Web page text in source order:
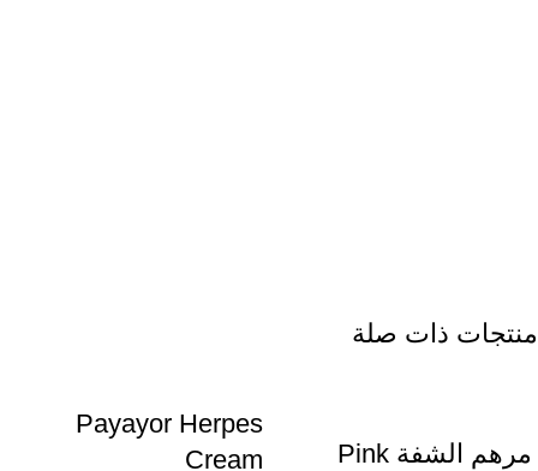
منتجات ذات صلة
مرهم الشفة Pink
Payayor Herpes
Cream